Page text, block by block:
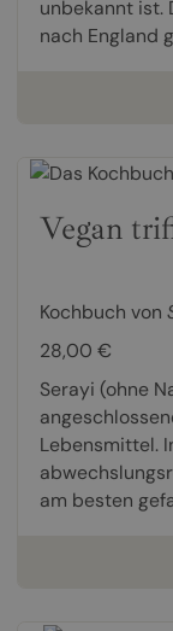
unbekannt ist.
nach England
Vegan
Kochbuch von
28,00 €
Serayi (ohne
Lebensmittel.
am besten